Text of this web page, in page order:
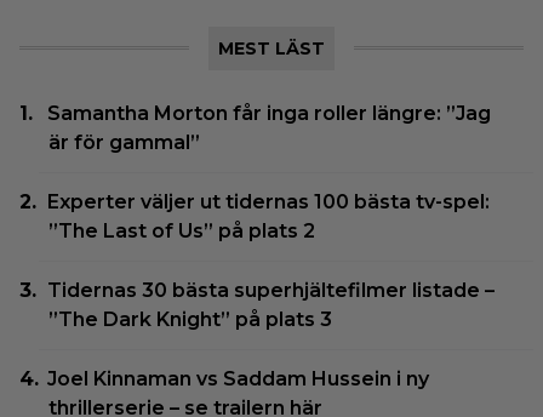
MEST LÄST
Samantha Morton får inga roller längre: ”Jag
är för gammal”
Experter väljer ut tidernas 100 bästa tv-spel:
”The Last of Us” på plats 2
Tidernas 30 bästa superhjältefilmer listade –
”The Dark Knight” på plats 3
Joel Kinnaman vs Saddam Hussein i ny
thrillerserie – se trailern här